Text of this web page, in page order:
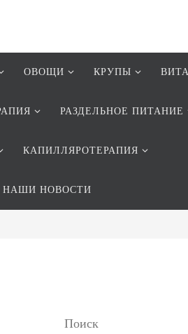
ОВОЩИ КРУПЫ
РАЗДЕЛЬНОЕ ПИТАНИЕ
КАПИЛЛЯРОТЕРАПИЯ
НАШИ НОВОСТИ